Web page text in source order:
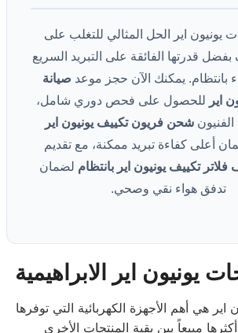
يونيون اير الحل المثالي للتغلب على
قدرتها الفائقة على التبريد السريع
بانتظام. يمكنك الآن حجز موعد صيانة
اير للحصول على فحص دوري شامل،
شحن فريون تكييف يونيون اير
أعلى كفاءة تبريد ممكنة، مع تقديم
فلاتر تكييف يونيون اير بانتظام لضمان
تدفق هواء نقي وصحي.
يونيون اير الابراهيمية
اير هي أهم الأجهزة الكهربائية التي توفرها